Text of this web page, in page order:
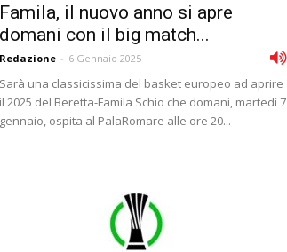
Famila, il nuovo anno si apre
domani con il big match...
Redazione - 6 Gennaio 2025
Sarà una classicissima del basket europeo ad aprire
il 2025 del Beretta-Famila Schio che domani, martedì 7
gennaio, ospita al PalaRomare alle ore 20...